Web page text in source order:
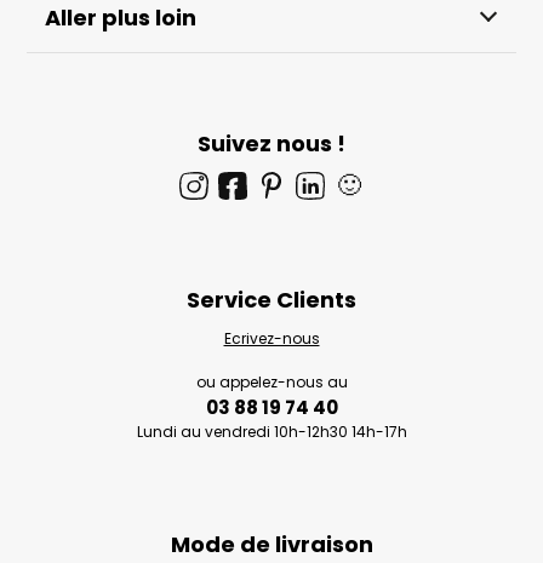
Aller plus loin
Suivez nous !
🙂
Mode de livraison
Service Clients
Ecrivez-nous
ou appelez-nous au
03 88 19 74 40
Lundi au vendredi 10h-12h30 14h-17h